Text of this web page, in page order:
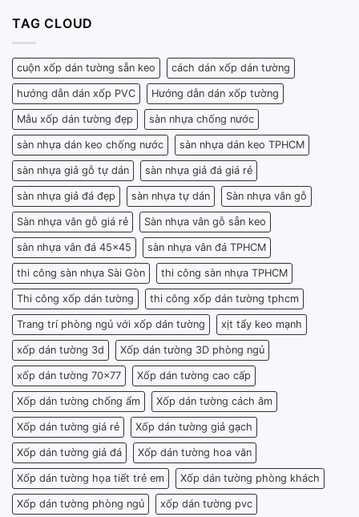
TAG CLOUD
cuộn xốp dán tường sẵn keo cách dán xốp dán tường
hướng dẫn dán xốp PVC Hướng dẫn dán xốp tường
Mẫu xốp dán tường đẹp sàn nhựa chống nước
sàn nhựa dán keo chống nước sàn nhựa dán keo TPHCM
sàn nhựa giả gỗ tự dán sàn nhựa giả đá giá rẻ
sàn nhựa giả đá đẹp sàn nhựa tự dán Sàn nhựa vân gỗ
Sàn nhựa vân gỗ giá rẻ Sàn nhựa vân gỗ sẵn keo
sàn nhựa vân đá 45x45 sàn nhựa vân đá TPHCM
thi công sàn nhựa Sài Gòn thi công sàn nhựa TPHCM
Thi công xốp dán tường thi công xốp dán tường tphcm
Trang trí phòng ngủ với xốp dán tường xịt tẩy keo mạnh
xốp dán tường 3d Xốp dán tường 3D phòng ngủ
xốp dán tường 70x77 Xốp dán tường cao cấp
Xốp dán tường chống ẩm Xốp dán tường cách âm
Xốp dán tường giá rẻ Xốp dán tường giả gạch
Xốp dán tường giả đá Xốp dán tường hoa văn
Xốp dán tường họa tiết trẻ em Xốp dán tường phòng khách
Xốp dán tường phòng ngủ xốp dán tường pvc